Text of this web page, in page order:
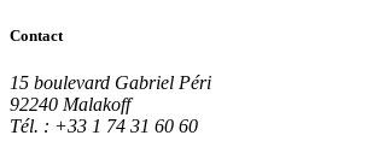
Contact
15 boulevard Gabriel Péri
92240 Malakoff
Tél. : +33 1 74 31 60 60